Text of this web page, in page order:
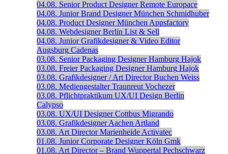
04.08. Senior Product Designer Remote Europace
04.08. Junior Brand Designer München Schmidhuber
04.08. Product Designer München Appsfactory
04.08. Webdesigner Berlin List & Sell
04.08. Junior Grafikdesigner & Video Editor
Augsburg Cadenas
03.08. Senior Packaging Designer Hamburg Hajok
03.08. Freier Packaging Designer Hamburg Hajok
03.08. Grafikdesigner / Art Director Buchen Weiss
03.08. Mediengestalter Traunreut Vochezer
03.08. Pflichtpraktikum UX/UI Design Berlin
Calypso
03.08. UX/UI Designer Cottbus Migrando
03.08. Grafikdesigner Aachen Artland
03.08. Art Director Marienheide Activatec
01.08. Junior Corporate Designer Köln Gmk
01.08. Art Director – Brand Wuppertal Pechschwarz